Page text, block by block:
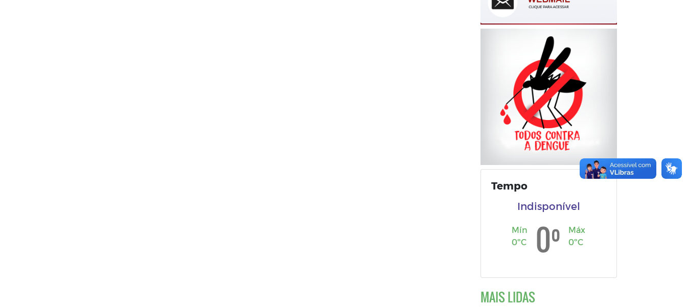
Tempo
Indisponível
Mín
0ºC
0º
Máx
0ºC
MAIS LIDAS